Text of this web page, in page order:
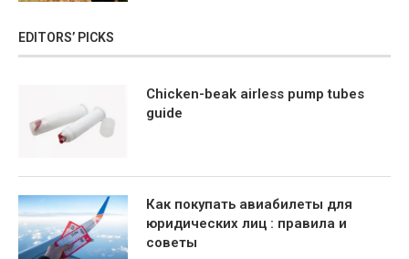
EDITORS’ PICKS
Chicken-beak airless pump tubes
guide
Как покупать авиабилеты для
юридических лиц : правила и
советы